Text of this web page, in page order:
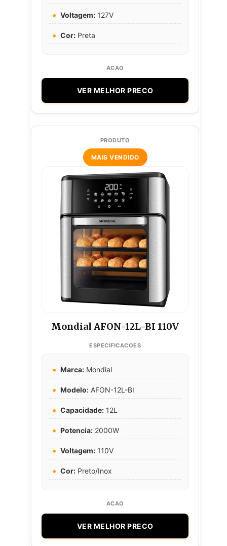
Voltagem: 127V
Cor: Preta
VER MELHOR PRECO
Mondial AFON-12L-BI 110V
MAIS VENDIDO
Marca: Mondial
Modelo: AFON-12L-BI
Capacidade: 12L
Potencia: 2000W
Voltagem: 110V
Cor: Preto/Inox
VER MELHOR PRECO